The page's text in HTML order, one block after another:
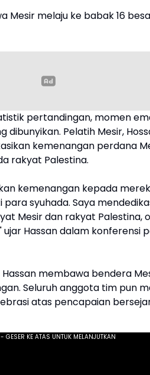
Mesir melaju ke babak 16
pertandingan, momen
Pelatih Mesir,
kemenangan perdana
rakyat Palestina.
kemenangan kepada
syuhada. Saya
Mesir dan rakyat Palestina,
Hassan dalam konferensi
membawa bendera
Seluruh anggota tim pun
atas pencapaian